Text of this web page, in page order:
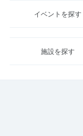
イベントを探す
施設を探す